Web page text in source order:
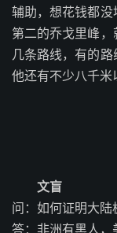
辅助，想花钱都
第二的乔戈里峰
几条路线，有的路
他还有不少八千米
文盲
问：如何证明大陆
答：非洲有黑人，